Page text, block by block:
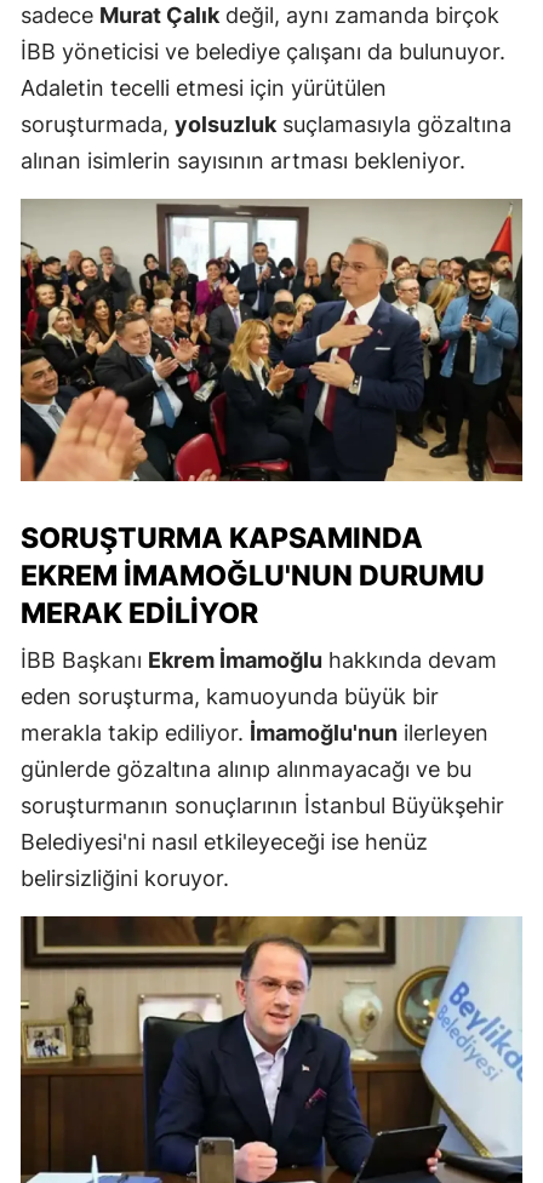
sadece Murat Çalık değil, aynı zamanda birçok
İBB yöneticisi ve belediye çalışanı da bulunuyor.
Adaletin tecelli etmesi için yürütülen
soruşturmada, yolsuzluk suçlamasıyla gözaltına
alınan isimlerin sayısının artması bekleniyor.
SORUŞTURMA KAPSAMINDA
EKREM İMAMOĞLU'NUN DURUMU
MERAK EDILIYOR
İBB Başkanı Ekrem İmamoğlu hakkında devam
eden soruşturma, kamuoyunda büyük bir
merakla takip ediliyor. İmamoğlu'nun ilerleyen
günlerde gözaltına alınıp alınmayacağı ve bu
soruşturmanın sonuçlarının İstanbul Büyükşehir
Belediyesi'ni nasıl etkileyeceği ise henüz
belirsizliğini koruyor.